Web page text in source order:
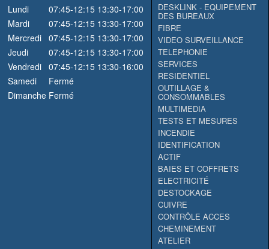
Lundi
07:45-12:15 13:30-17:00
Mardi
07:45-12:15 13:30-17:00
Mercredi 07:45-12:15 13:30-17:00
Jeudi
07:45-12:15 13:30-17:00
Vendredi 07:45-12:15 13:30-16:00
Samedi
Fermé
Dimanche Fermé
DESKLINK - EQUIPEMENT
DES BUREAUX
FIBRE
VIDEO SURVEILLANCE
TELEPHONIE
SERVICES
RESIDENTIEL
OUTILLAGE &
CONSOMMABLES
MULTIMEDIA
TESTS ET MESURES
INCENDIE
IDENTIFICATION
ACTIF
BAIES ET COFFRETS
ELECTRICITÉ
DESTOCKAGE
CUIVRE
CONTRÔLE ACCES
CHEMINEMENT
ATELIER